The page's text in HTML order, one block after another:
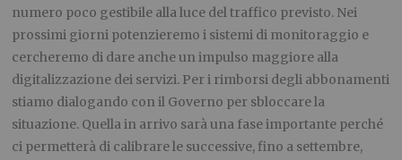
numero poco gestibile alla luce del traffico previsto. Nei
prossimi giorni potenzieremo i sistemi di monitoraggio e
cercheremo di dare anche un impulso maggiore alla
digitalizzazione dei servizi. Per i rimborsi degli abbonamenti
stiamo dialogando con il Governo per sbloccare la
situazione. Quella in arrivo sarà una fase importante perché
ci permetterà di calibrare le successive, fino a settembre,